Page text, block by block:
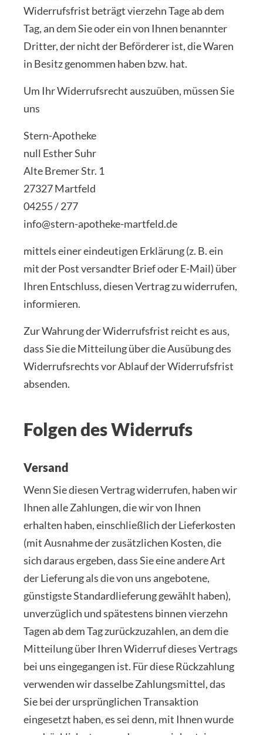
Widerrufsfrist beträgt vierzehn Tage ab dem
Tag, an dem Sie oder ein von Ihnen benannter
Dritter, der nicht der Beförderer ist, die Waren
in Besitz genommen haben bzw. hat.
Um Ihr Widerrufsrecht auszuüben, müssen Sie
uns
Stern-Apotheke
null Esther Suhr
Alte Bremer Str. 1
27327 Martfeld
04255 / 277
info@stern-apotheke-martfeld.de
mittels einer eindeutigen Erklärung (z. B. ein
mit der Post versandter Brief oder E-Mail) über
Ihren Entschluss, diesen Vertrag zu widerrufen,
informieren.
Zur Wahrung der Widerrufsfrist reicht es aus,
dass Sie die Mitteilung über die Ausübung des
Widerrufsrechts vor Ablauf der Widerrufsfrist
absenden.
Folgen des Widerrufs
Versand
Wenn Sie diesen Vertrag widerrufen, haben wir
Ihnen alle Zahlungen, die wir von Ihnen
erhalten haben, einschließlich der Lieferkosten
(mit Ausnahme der zusätzlichen Kosten, die
sich daraus ergeben, dass Sie eine andere Art
der Lieferung als die von uns angebotene,
günstigste Standardlieferung gewählt haben),
unverzüglich und spätestens binnen vierzehn
Tagen ab dem Tag zurückzuzahlen, an dem die
Mitteilung über Ihren Widerruf dieses Vertrags
bei uns eingegangen ist. Für diese Rückzahlung
verwenden wir dasselbe Zahlungsmittel, das
Sie bei der ursprünglichen Transaktion
eingesetzt haben, es sei denn, mit Ihnen wurde